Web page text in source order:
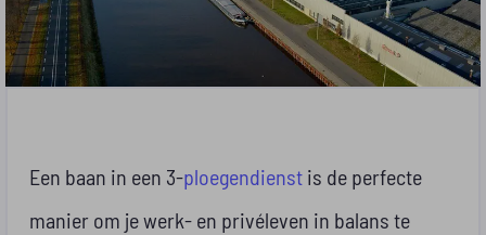
Een baan in een 3-ploegendienstis de perfecte
manier om je werk- en privéleven in balans te